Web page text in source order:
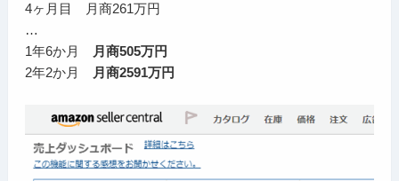
4ヶ月目 月商261万円
…
1年6か月
月商505万円
2年2か月
月商2591万円